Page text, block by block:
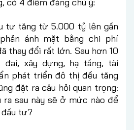
có 4 điểm đáng chú ý:
tư tăng từ 5.000 tỷ lên gần
ánh mặt bằng chi phí
thay đổi rất lớn. Sau hơn 10
xây dựng, hạ tầng, tài
phát triển đô thị đều tăng
đặt ra câu hỏi quan trọng:
ra sau này sẽ ở mức nào để
đầu tư?